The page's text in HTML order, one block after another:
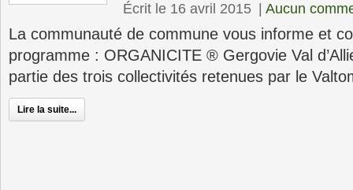
Écrit le 16 avril 2015 Aucun
La communauté de commune vous informe et
programme : ORGANICITE ® Gergovie Val
partie des trois collectivités retenues par le
Lire la suite...